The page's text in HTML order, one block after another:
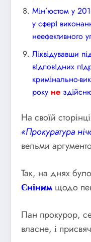
Мін’юстом у
у сфері
неефективного
Ліквідувавши
відповідних
кримінально-
року не
На своїй
«Прокуратура
вельми
Так, на днях
Єніним щодо
Пан прокурор,
власне, і